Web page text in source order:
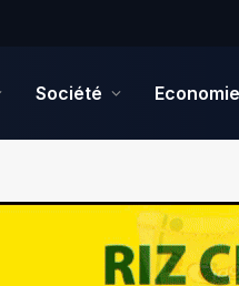
Société Economie